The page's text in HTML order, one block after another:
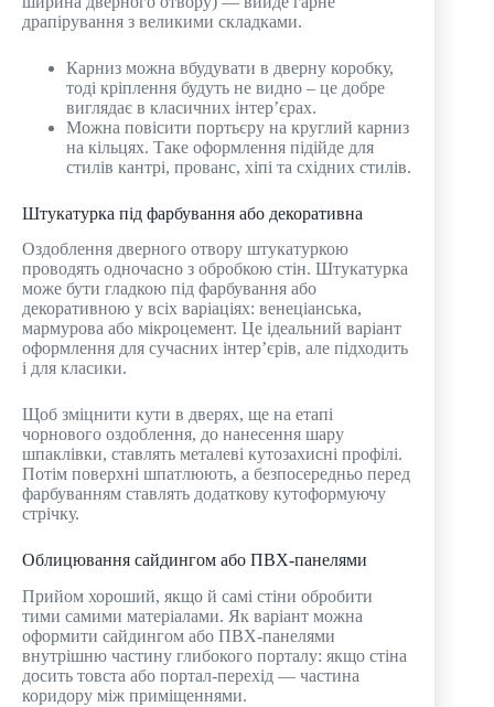
драпірування з великими складками.
Карниз можна вбудувати в дверну коробку,
тоді кріплення будуть не видно – це добре
виглядає в класичних інтер’єрах.
Можна повісити портьєру на круглий карниз
на кільцях. Таке оформлення підійде для
стилів кантрі, прованс, хіпі та східних стилів.
Штукатурка під фарбування або декоративна
Оздоблення дверного отвору штукатуркою
проводять одночасно з обробкою стін. Штукатурка
може бути гладкою під фарбування або
декоративною у всіх варіаціях: венеціанська,
мармурова або мікроцемент. Це ідеальний варіант
оформлення для сучасних інтер’єрів, але підходить
і для класики.
Щоб зміцнити кути в дверях, ще на етапі
чорнового оздоблення, до нанесення шару
шпаклівки, ставлять металеві кутозахисні профілі.
Потім поверхні шпатлюють, а безпосередньо перед
фарбуванням ставлять додаткову кутоформуючу
стрічку.
Облицювання сайдингом або ПВХ-панелями
Прийом хороший, якщо й самі стіни обробити
тими самими матеріалами. Як варіант можна
оформити сайдингом або ПВХ-панелями
внутрішню частину глибокого порталу: якщо стіна
досить товста або портал-перехід — частина
коридору між приміщеннями.